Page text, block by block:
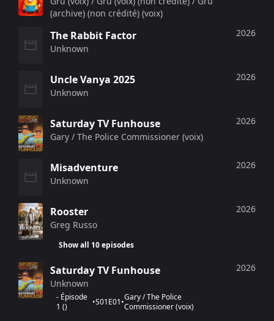
(archive) (non crédité) (voix)
The Rabbit Factor
Unknown
2026
Uncle Vanya 2025
Unknown
2026
Saturday TV Funhouse
Gary / The Police Commissioner (voix)
2026
Misadventure
Unknown
2026
Rooster
Greg Russo
Show all 10 episodes
2026
Saturday TV Funhouse
Unknown
- Épisode
1 () •S01E01•Gary / The Police
Commissioner (voix)
2026